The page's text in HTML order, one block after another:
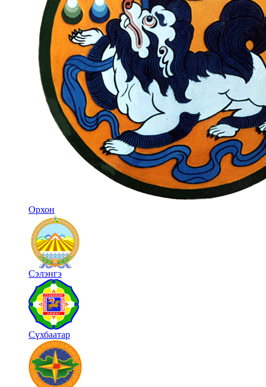
Орхон
Сэлэнгэ
Сүхбаатар